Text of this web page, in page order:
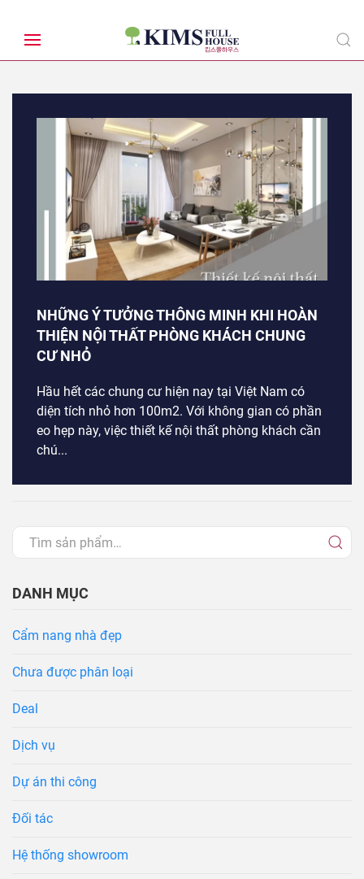
NHỮNG Ý TƯỞNG THÔNG MINH KHI HOÀN
THIỆN NỘI THẤT PHÒNG KHÁCH CHUNG
CƯ NHỎ
Hầu hết các chung cư hiện nay tại Việt Nam có
diện tích nhỏ hơn 100m2. Với không gian có phần
eo hẹp này, việc thiết kế nội thất phòng khách cần
chú...
DANH MỤC
Cẩm nang nhà đẹp
Chưa được phân loại
Deal
Dịch vụ
Dự án thi công
Đối tác
Hệ thống showroom